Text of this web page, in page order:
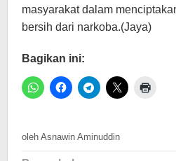
masyarakat dalam
bersih dari narkoba.(Jaya)
Bagikan ini:
oleh Asnawin Aminuddin